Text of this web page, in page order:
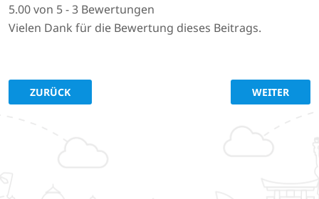
5.00 von 5 - 3 Bewertungen
Vielen Dank für die Bewertung dieses Beitrags.
VORHERIGER BEITRAG: MODERNE WALDÜBERWACHUNG
ZURÜCK NÄCHSTER
WEITER